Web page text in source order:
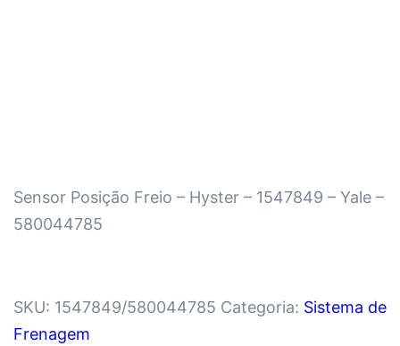
Sensor Posição Freio – Hyster – 1547849 – Yale –
580044785
SKU: 1547849/580044785 Categoria: Sistema de
Frenagem